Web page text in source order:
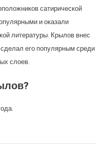
сатирической
и оказали
литературы. Крылов внес
его популярным среди
слоев.